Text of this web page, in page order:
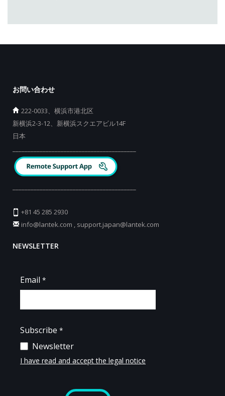
お問い合わせ
222-0033、横浜市港北区
新横浜2-3-12、新横浜スクエアビル14F
日本
+81 45 285 2930
info@lantek.com , support.japan@lantek.com
NEWSLETTER